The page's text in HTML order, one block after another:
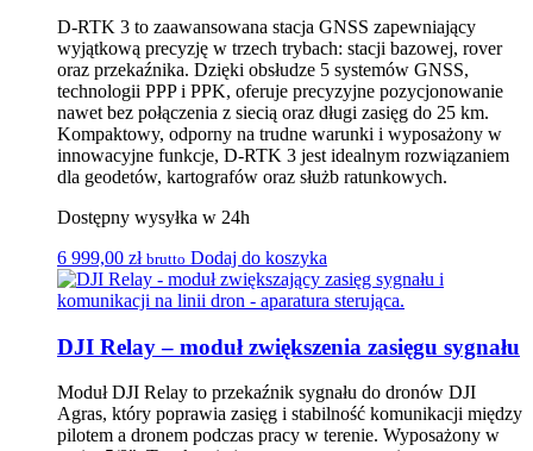
D-RTK 3 to zaawansowana stacja GNSS zapewniający
wyjątkową precyzję w trzech trybach: stacji bazowej, rover
oraz przekaźnika. Dzięki obsłudze 5 systemów GNSS,
technologii PPP i PPK, oferuje precyzyjne pozycjonowanie
nawet bez połączenia z siecią oraz długi zasięg do 25 km.
Kompaktowy, odporny na trudne warunki i wyposażony w
innowacyjne funkcje, D-RTK 3 jest idealnym rozwiązaniem
dla geodetów, kartografów oraz służb ratunkowych.
Dostępny wysyłka w 24h
6 999,00 zł brutto Dodaj do koszyka
DJI Relay – moduł zwiększenia zasięgu sygnału
Moduł DJI Relay to przekaźnik sygnału do dronów DJI
Agras, który poprawia zasięg i stabilność komunikacji między
pilotem a dronem podczas pracy w terenie. Wyposażony w